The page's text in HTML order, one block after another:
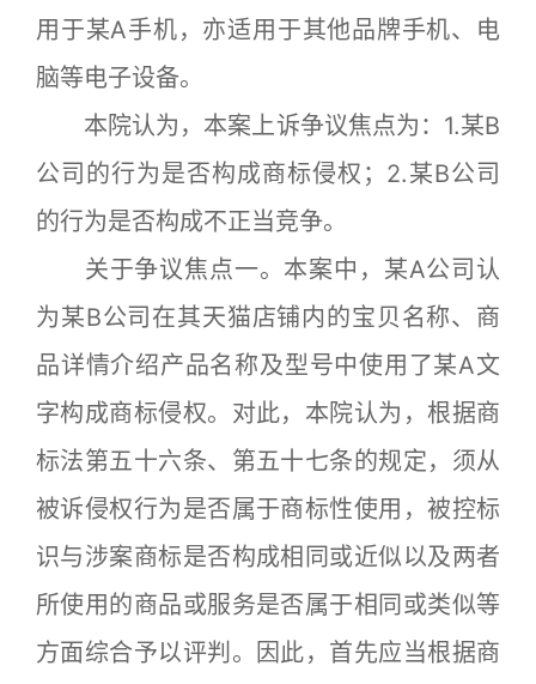
用于某A手机，亦适用于其他品牌手机、电
脑等电子设备。
本院认为，本案上诉争议焦点为：1.某B
公司的行为是否构成商标侵权；2.某B公司
的行为是否构成不正当竞争。
关于争议焦点一。本案中，某A公司认
为某B公司在其天猫店铺内的宝贝名称、商
品详情介绍产品名称及型号中使用了某A文
字构成商标侵权。对此，本院认为，根据商
标法第五十六条、第五十七条的规定，须从
被诉侵权行为是否属于商标性使用，被控标
识与涉案商标是否构成相同或近似以及两者
所使用的商品或服务是否属于相同或类似等
方面综合予以评判。因此，首先应当根据商